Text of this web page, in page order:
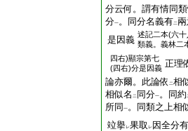
分云何。謂有情同
分一。同分名義有二
是因義 述記二本(六
類義。義林二
四右)顯宗第七
(四右)分是因義 正理
論亦爾。此論依 二相
相似名 二 同分一。同約
所同 一。同類之上相
竝擧レ果取 レ 因全分